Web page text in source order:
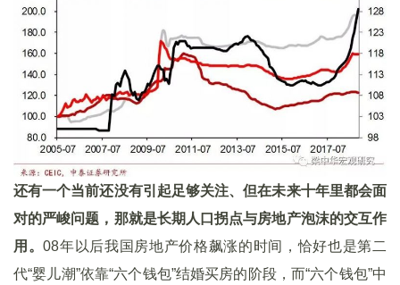
还有一个当前还没有引起足够关注、但在未来十年里都会面
对的严峻问题，那就是长期人口拐点与房地产泡沫的交互作
用。08年以后我国房地产价格飙涨的时间，恰好也是第二
代“婴儿潮”依靠“六个钱包”结婚买房的阶段，而“六个钱包”中